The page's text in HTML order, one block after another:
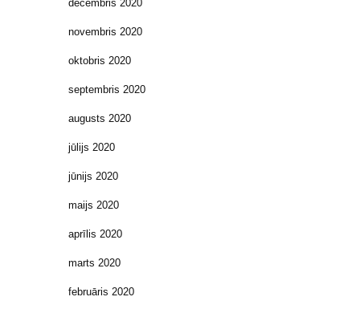
decembris 2020
novembris 2020
oktobris 2020
septembris 2020
augusts 2020
jūlijs 2020
jūnijs 2020
maijs 2020
aprīlis 2020
marts 2020
februāris 2020